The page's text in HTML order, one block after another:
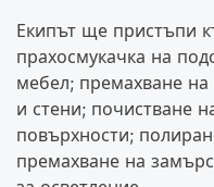
Екипът ще пристъпи
прахосмукачка на
мебел; премахване
и стени; почистване
повърхности;
премахване на